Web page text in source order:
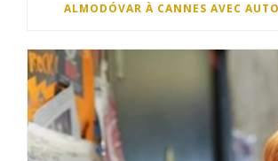
ALMODÓVAR À CANNES AVEC